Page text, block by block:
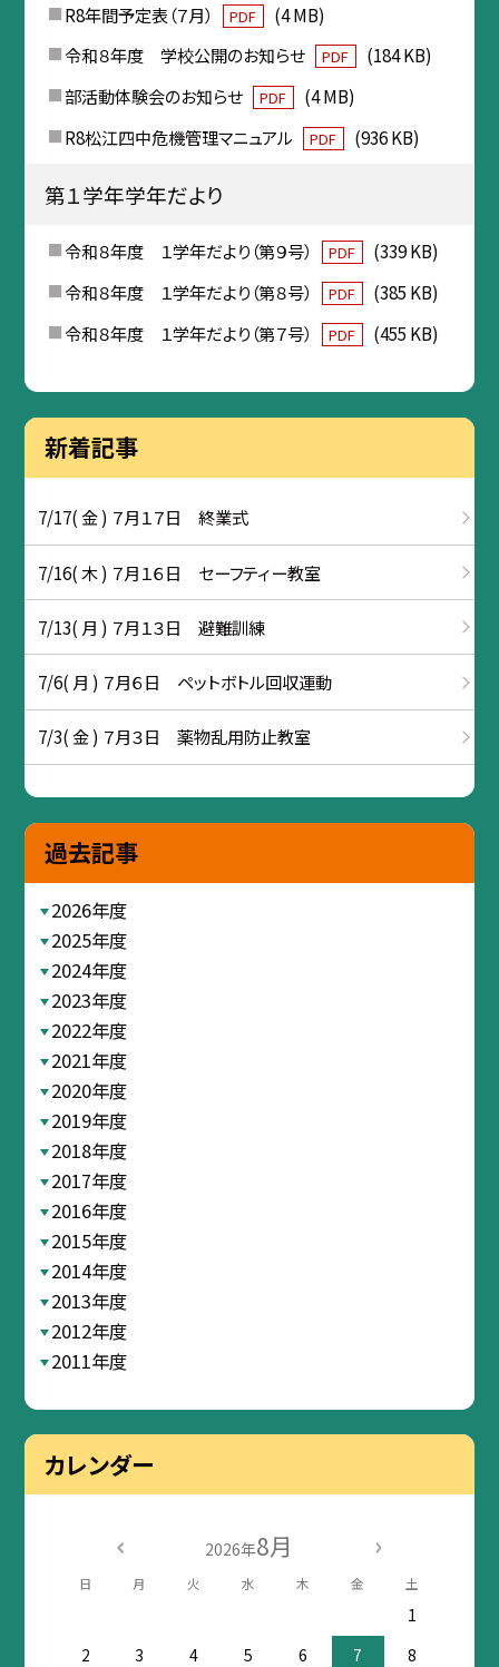
R8年間予定表（７月） PDF
(4 MB)
令和８年度 学校公開のお知らせ
PDF
(184 KB)
部活動体験会のお知らせ
PDF
(4 MB)
R8松江四中危機管理マニュアル
PDF (936 KB)
第１学年学年だより
令和８年度 １学年だより（第９号） PDF
(339 KB)
令和８年度 １学年だより（第８号）
PDF
(385 KB)
令和８年度 １学年だより（第７号）
PDF (455 KB)
新着記事
7/17( 金 ) ７月１７日 終業式
7/16( 木 ) ７月１６日 セーフティー教室
7/13( 月 ) ７月１３日 避難訓練
7/6( 月 ) ７月６日 ペットボトル回収運動
7/3( 金 ) ７月３日 薬物乱用防止教室
過去記事
2026年度
2025年度
2024年度
2023年度
2022年度
2021年度
2020年度
2019年度
2018年度
2017年度
2016年度
2015年度
2014年度
2013年度
2012年度
2011年度
カレンダー
2026年8月
日 月 火 水 木 金 土
1
2
3 4 5 6 7
8